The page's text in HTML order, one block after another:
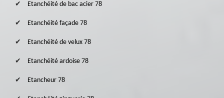
Etanchéité de bac acier 78
Etanchéité façade 78
Etanchéité de velux 78
Etanchéité ardoise 78
Etancheur 78